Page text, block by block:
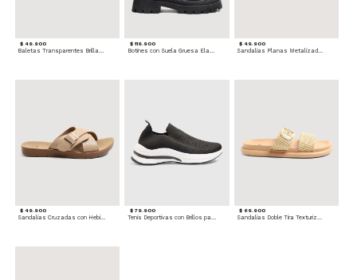
$ 49.900 $ 119.900 $ 49.900
$ 49.900
Sandalias Cruzadas con Hebilla
$ 79.900
Tenis Deportivas con Brillos para mujer
$ 69.900
Sandalias Doble Tira Texturizada